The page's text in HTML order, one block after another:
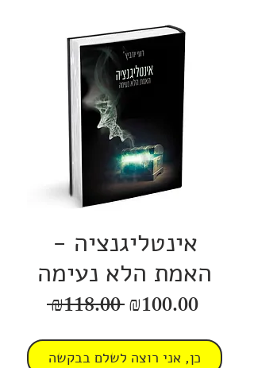
אינטליגנציה -
האמת הלא נעימה
₪118.00 Regular
Price
₪100.00Sale
Price
כן, אני רוצה לשלם בבקשה